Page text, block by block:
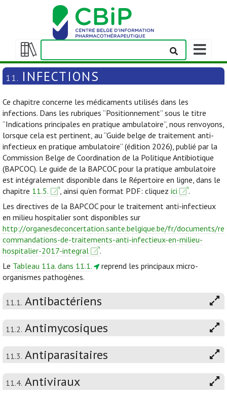
Afficher/masquer
la
table
matières
Afficher/
la
barre
navigation
11. INFECTIONS
Ce chapitre concerne les médicaments utilisés dans les
infections. Dans les rubriques “Positionnement” sous le titre
“Indications principales en pratique ambulatoire”, nous renvoyons,
lorsque cela est pertinent, au “Guide belge de traitement anti-
infectieux en pratique ambulatoire” (édition 2026), publié par la
Commission Belge de Coordination de la Politique Antibiotique
(BAPCOC). Le guide de la BAPCOC pour la pratique ambulatoire
est intégralement disponible dans le Répertoire en ligne, dans le
chapitre 11.5. , ainsi qu’en format PDF: cliquez ici
.
Les directives de la BAPCOC pour le traitement anti-infectieux
en milieu hospitalier sont disponibles sur
http://organesdeconcertation.sante.belgique.be/fr/documents/re
commandations-de-traitements-anti-infectieux-en-milieu-
hospitalier-2017-integral
.
Le Tableau 11a. dans 11.1.
reprend les principaux micro-
organismes pathogènes.
11.1. Antibactériens
11.2. Antimycosiques
11.3. Antiparasitaires
11.4. Antiviraux